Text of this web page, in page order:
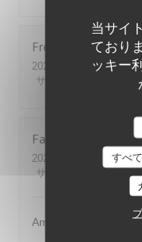
当サイ
ており
ッキー
すべ
Fred
2026-08-08
- 12:45 - ゲ
サービス
:
Fabrice
2026-07-31
- 13:00 - ゲ
サービス
雰囲気:
Amabilité et service